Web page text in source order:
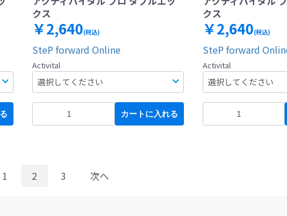
クス
￥2,640(税込)
SteP forward Online
Activital
カートに入れる
クス
￥2,640(税込)
SteP forward
Activital
1 2 3 次へ